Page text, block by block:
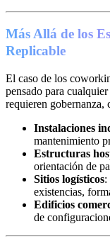
Más Allá de los
Replicable
El caso de los
pensado para
requieren
Instalaciones
mantenimiento
Estructuras
orientación de
Sitios logísticos:
existencias,
Edificios
de